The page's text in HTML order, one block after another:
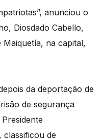
anunciou o
Diosdado Cabello,
na capital,
da deportação de
de segurança
de